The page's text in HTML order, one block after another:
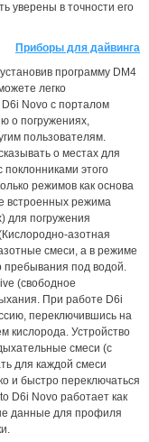
уверены в точности его
Приборы для дайвинга
программу DM4
легко
Novo с порталом
о погружениях,
пользователям.
о местах для
этого
режимов как основа
встроенных режима
для погружения
азотная
смеси, а в режиме
пребывания под водой.
(свободное
При работе D6i
переключившись на
кислорода. Устройство
смеси (с
для каждой смеси
и быстро переключаться
D6i Novo работает как
данные для профиля